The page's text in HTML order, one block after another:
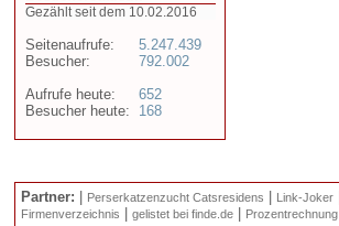
Gezählt seit dem 10.02.2016
Seitenaufrufe:
Besucher:
Aufrufe heute:
Besucher heute:
5.247.439
792.002
652
168
Partner: Perserkatzenzucht Catsresidens Link-Joker
Firmenverzeichnis
gelistet bei finde.de Prozentrechnung